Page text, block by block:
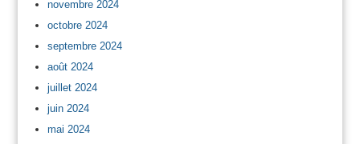
novembre 2024
octobre 2024
septembre 2024
août 2024
juillet 2024
juin 2024
mai 2024